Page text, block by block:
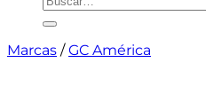
por:
Marcas / GC América